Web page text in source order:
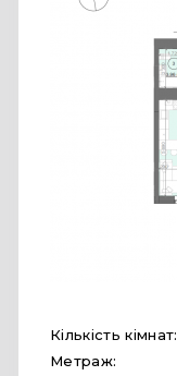
Кількість кімнат:
Метраж: